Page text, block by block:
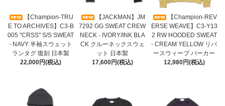
【Champion-TRU
E TO ARCHIVES】C3-B
005 "CRSS" S/S SWEAT
- NAVY 半袖スウェット
ランタグ 復刻 日本製
22,000円(税込)
【JACKMAN】JM
7292 GG SWEAT CREW
NECK - IVORY/INK BLA
CK クルーネックスウェ
ット 日本製
17,600円(税込)
【Champion-REV
ERSE WEAVE】C3-Y13
2 RW HOODED SWEAT
- CREAM YELLOW リバ
ースウィーブ パーカー
12,980円(税込)